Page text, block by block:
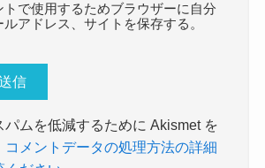
トで使用するためブラウザーに自分
アドレス、サイトを保存する。
パムを低減するために Akismet を
コメントデータの処理方法の詳細